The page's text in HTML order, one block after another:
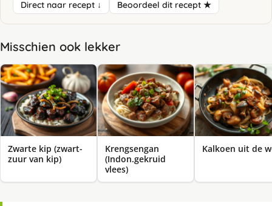
Direct naar recept ↓ Beoordeel dit recept ★
Misschien ook lekker
Zwarte kip (zwart-
zuur van kip)
Krengsengan
(Indon.gekruid
vlees)
Kalkoen uit de